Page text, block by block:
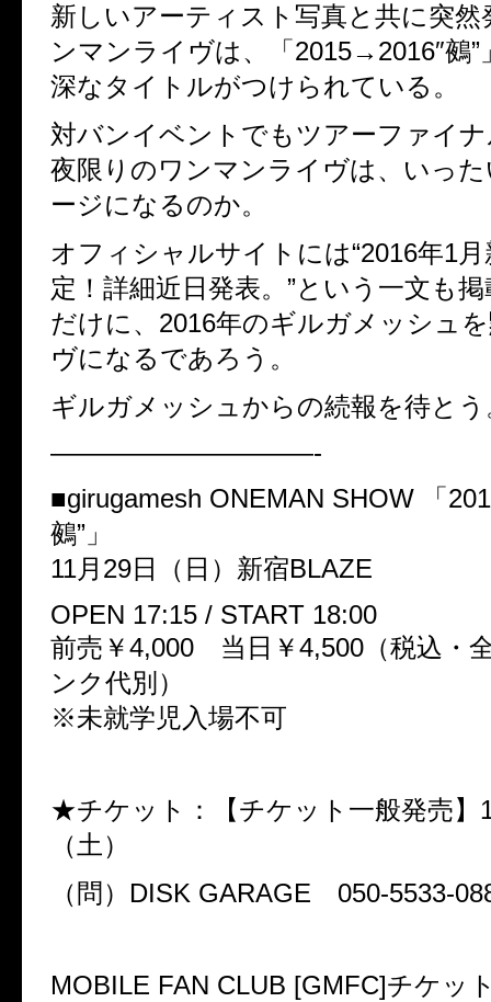
新しいアーティスト写真と共に突然
ンマンライヴは、「2015→2016″鵺”
深なタイトルがつけられている。
対バンイベントでもツアーファイ
夜限りのワンマンライヴは、いっ
ージになるのか。
オフィシャルサイトには“2016年1
定！詳細近日発表。”という一文も
だけに、2016年のギルガメッシュ
ヴになるであろう。
ギルガメッシュからの続報を待とう
——————————-
■girugamesh ONEMAN SHOW 「
鵺”」
11月29日（日）新宿BLAZE
OPEN 17:15 / START 18:00
前売￥4,000 当日￥4,500（税込・
ンク代別）
※未就学児入場不可
★チケット：【チケット一般発売】
（土）
（問）DISK GARAGE 050-5533-
MOBILE FAN CLUB [GMFC]チケッ